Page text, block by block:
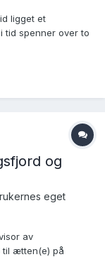
ligget et
tid spenner over to
pk 30, Gare
og
eget
av
til ætten(e) på